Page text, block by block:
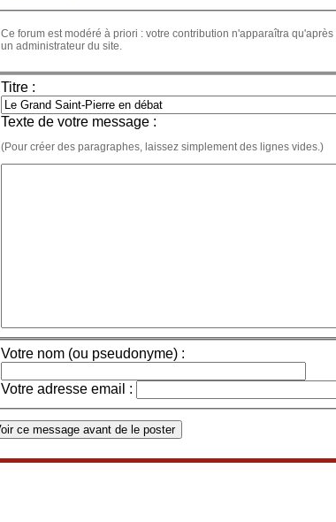
Ce forum est modéré à priori : votre contribution n'apparaîtra
un administrateur du site.
Titre :
Texte de votre message :
(Pour créer des paragraphes, laissez simplement des lignes vides.)
Votre nom (ou pseudonyme) :
Votre adresse email :